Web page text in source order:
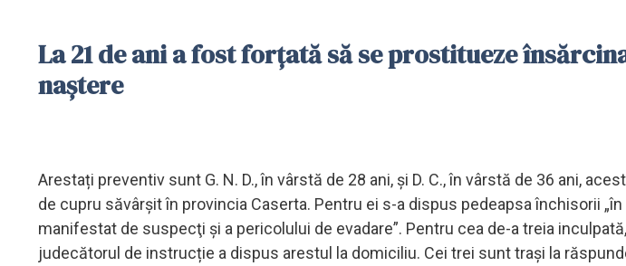
La 21 de ani a fost forțată să se prostitueze
naștere
Arestați preventiv sunt G. N. D., în vârstă de 28 ani, și D. C., în vârstă de 36 ani,
de cupru săvârșit în provincia Caserta. Pentru ei s-a dispus pedeapsa închisorii
manifestat de suspecţi şi a pericolului de evadare”. Pentru cea de-a treia
judecătorul de instrucție a dispus arestul la domiciliu. Cei trei sunt trași la